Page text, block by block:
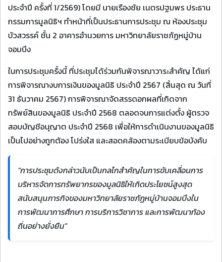
ประจำปี ครั้งที่ 1/2569) โดยมี นายเรืองชัย เนตรปฐมพร ประธาน
กรรมการมูลนิธิฯ ทำหน้าที่เป็นประธานการประชุม ณ ห้องประชุม
บัวสวรรค์ ชั้น 2 อาคารอำนวยการ มหาวิทยาลัยราชภัฏหมู่บ้าน
จอมบึง
ในการประชุมครั้งนี้ ที่ประชุมได้ร่วมกันพิจารณาวาระสำคัญ ได้แก่
การพิจารณางบการเงินของมูลนิธิ ประจำปี 2567 (สิ้นสุด ณ วันที่
31 ธันวาคม 2567) การพิจารณาจัดสรรดอกผลที่เกิดจาก
ทรัพย์สินของมูลนิธิ ประจำปี 2568 ตลอดจนการแต่งตั้ง ผู้ตรวจ
สอบบัญชีอนุญาต ประจำปี 2568 เพื่อให้การดำเนินงานของมูลนิธิ
เป็นไปอย่างถูกต้อง โปร่งใส และสอดคล้องตามระเบียบข้อบังคับ
"การประชุมดังกล่าวนับเป็นกลไกสำคัญในการขับเคลื่อนการ
บริหารจัดการทรัพยากรของมูลนิธิให้เกิดประโยชน์สูงสุด
สนับสนุนภารกิจของมหาวิทยาลัยราชภัฏหมู่บ้านจอมบึงใน
การพัฒนาการศึกษา การบริการวิชาการ และการพัฒนาท้อง
ถิ่นอย่างยั่งยืน"